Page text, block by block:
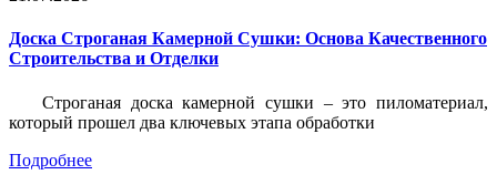
Доска Строганая Камерной Сушки: Основа Качественного
Строительства и Отделки
Строганая доска камерной сушки – это пиломатериал,
который прошел два ключевых этапа обработки
Подробнее